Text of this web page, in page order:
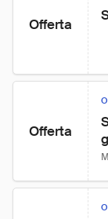
Offerta
Offerta